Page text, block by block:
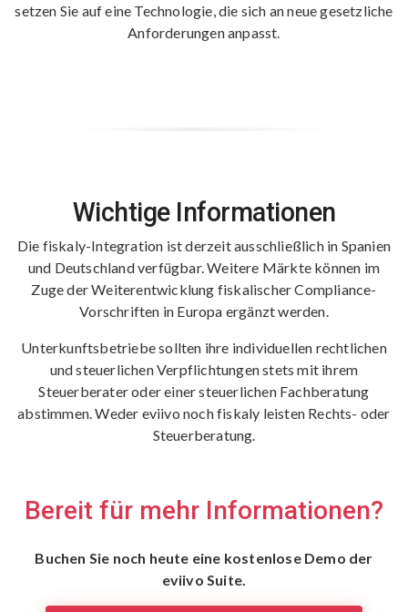
setzen Sie auf eine Technologie, die sich an neue gesetzliche
Anforderungen anpasst.
Wichtige Informationen
Die fiskaly-Integration ist derzeit ausschließlich in Spanien
und Deutschland verfügbar. Weitere Märkte können im
Zuge der Weiterentwicklung fiskalischer Compliance-
Vorschriften in Europa ergänzt werden.
Unterkunftsbetriebe sollten ihre individuellen rechtlichen
und steuerlichen Verpflichtungen stets mit ihrem
Steuerberater oder einer steuerlichen Fachberatung
abstimmen. Weder eviivo noch fiskaly leisten Rechts- oder
Steuerberatung.
Bereit für mehr Informationen?
Buchen Sie noch heute eine kostenlose Demo der
eviivo Suite.